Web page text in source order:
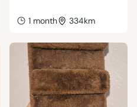
1 month 334km